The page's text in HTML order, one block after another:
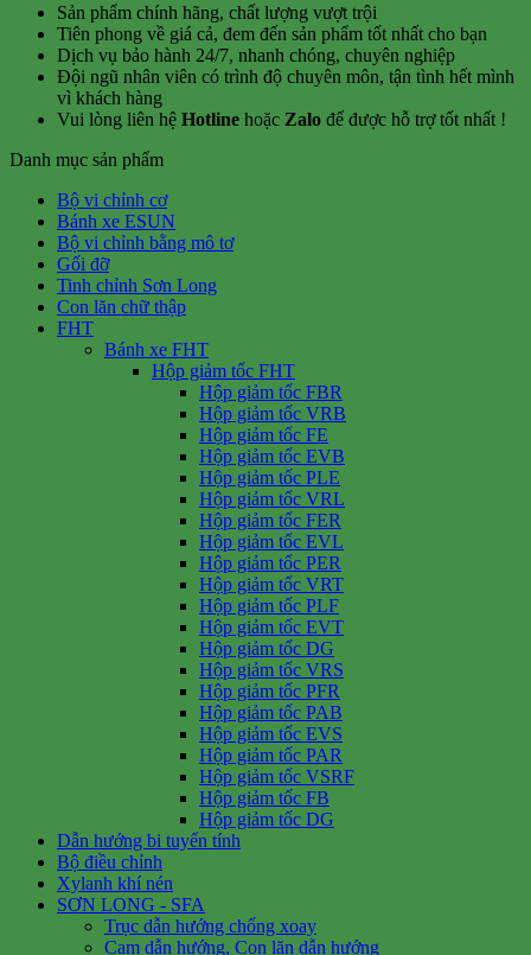
Sản phẩm chính hãng, chất lượng vượt trội
Tiên phong về giá cả, đem đến sản phẩm tốt nhất cho bạn
Dịch vụ bảo hành 24/7, nhanh chóng, chuyên nghiệp
Đội ngũ nhân viên có trình độ chuyên môn, tận tình hết mình
vì khách hàng
Vui lòng liên hệ Hotline hoặc Zalo để được hỗ trợ tốt nhất !
Danh mục sản phẩm
Bộ vi chỉnh cơ
Bánh xe ESUN
Bộ vi chỉnh bằng mô tơ
Gối đỡ
Tinh chỉnh Sơn Long
Con lăn chữ thập
FHT
Bánh xe FHT
Hộp giảm tốc FHT
Hộp giảm tốc FBR
Hộp giảm tốc VRB
Hộp giảm tốc FE
Hộp giảm tốc EVB
Hộp giảm tốc PLE
Hộp giảm tốc VRL
Hộp giảm tốc FER
Hộp giảm tốc EVL
Hộp giảm tốc PER
Hộp giảm tốc VRT
Hộp giảm tốc PLF
Hộp giảm tốc EVT
Hộp giảm tốc DG
Hộp giảm tốc VRS
Hộp giảm tốc PFR
Hộp giảm tốc PAB
Hộp giảm tốc EVS
Hộp giảm tốc PAR
Hộp giảm tốc VSRF
Hộp giảm tốc FB
Hộp giảm tốc DG
Dẫn hướng bi tuyến tính
Bộ điều chỉnh
Xylanh khí nén
SƠN LONG - SFA
Trục dẫn hướng chống xoay
Cam dẫn hướng, Con lăn dẫn hướng